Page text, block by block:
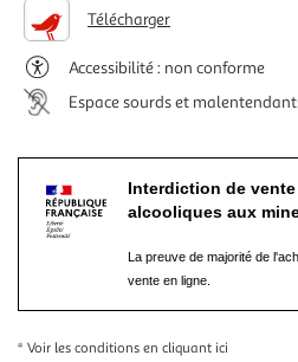
Télécharger
Accessibilité : non conforme
Espace sourds et
Interdiction de
alcooliques aux
La preuve de majorité de
vente en ligne.
* Voir les conditions en cliquant ici